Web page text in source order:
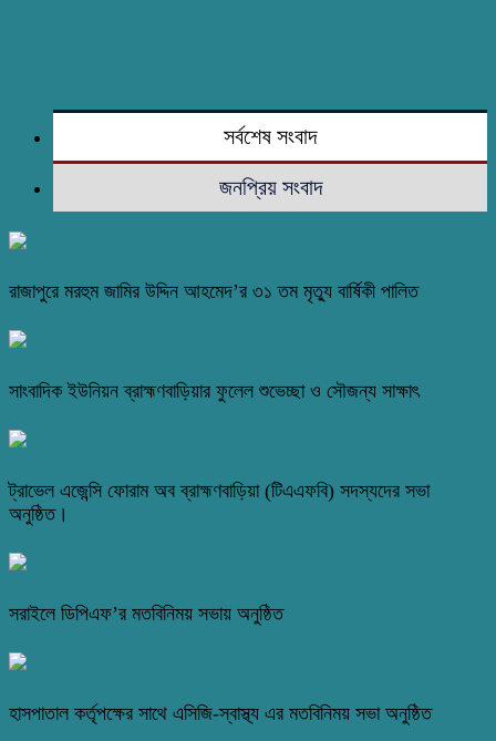
সর্বশেষ সংবাদ
জনপ্রিয় সংবাদ
রাজাপুরে মরহুম জামির উদ্দিন আহমেদ’র ৩১ তম মৃত্যু বার্ষিকী পালিত
সাংবাদিক ইউনিয়ন ব্রাহ্মণবাড়িয়ার ফুলেল শুভেচ্ছা ও সৌজন্য সাক্ষাৎ
ট্রাভেল এজেন্সি ফোরাম অব ব্রাহ্মণবাড়িয়া (টিএএফবি) সদস্যদের সভা
অনুষ্ঠিত।
সরাইলে ডিপিএফ’র মতবিনিময় সভায় অনুষ্ঠিত
হাসপাতাল কর্তৃপক্ষের সাথে এসিজি-স্বাস্থ্য এর মতবিনিময় সভা অনুষ্ঠিত